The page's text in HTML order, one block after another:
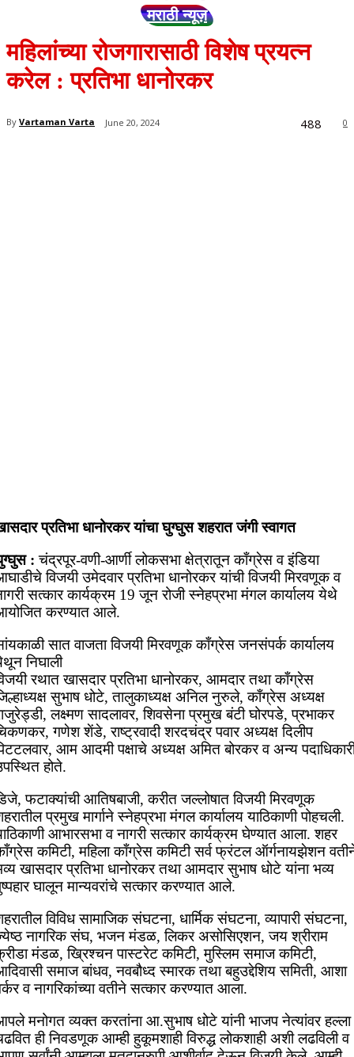
मराठी न्यूज़
महिलांच्या रोजगारासाठी विशेष प्रयत्न
करेल : प्रतिभा धानोरकर
By Vartaman Varta June 20, 2024 0
488
प्रतिभा धानोरकर यांचा घुग्घुस शहरात जंगी स्वागत
: चंद्रपूर-वणी-आर्णी लोकसभा क्षेत्रातून काँग्रेस व इंडिया
विजयी उमेदवार प्रतिभा धानोरकर यांची विजयी मिरवणूक व
सत्कार कार्यक्रम 19 जून रोजी स्नेहप्रभा मंगल कार्यालय येथे
करण्यात आले.
सात वाजता विजयी मिरवणूक काँग्रेस जनसंपर्क कार्यालय
निघाली
रथात खासदार प्रतिभा धानोरकर, आमदार तथा काँग्रेस
सुभाष धोटे, तालुकाध्यक्ष अनिल नुरुले, काँग्रेस अध्यक्ष
लक्ष्मण सादलावर, शिवसेना प्रमुख बंटी घोरपडे, प्रभाकर
गणेश शेंडे, राष्ट्रवादी शरदचंद्र पवार अध्यक्ष दिलीप
आम आदमी पक्षाचे अध्यक्ष अमित बोरकर व अन्य
होते.
फटाक्यांची आतिषबाजी, करीत जल्लोषात विजयी मिरवणूक
प्रमुख मार्गाने स्नेहप्रभा मंगल कार्यालय याठिकाणी पोहचली.
आभारसभा व नागरी सत्कार कार्यक्रम घेण्यात आला. शहर
कमिटी, महिला काँग्रेस कमिटी सर्व फ्रंटल ऑर्गनायझेशन
खासदार प्रतिभा धानोरकर तथा आमदार सुभाष धोटे यांना भव्य
घालून मान्यवरांचे सत्कार करण्यात आले.
विविध सामाजिक संघटना, धार्मिक संघटना, व्यापारी संघटना,
नागरिक संघ, भजन मंडळ, लिकर असोसिएशन, जय श्रीराम
मंडळ, ख्रिश्चन पास्टरेट कमिटी, मुस्लिम समाज कमिटी,
समाज बांधव, नवबौध्द स्मारक तथा बहुउद्देशिय समिती, आशा
व नागरिकांच्या वतीने सत्कार करण्यात आला.
मनोगत व्यक्त करतांना आ.सुभाष धोटे यांनी भाजप नेत्यांवर हल्ला
ही निवडणूक आम्ही हुकूमशाही विरुद्ध लोकशाही अशी लढविली व